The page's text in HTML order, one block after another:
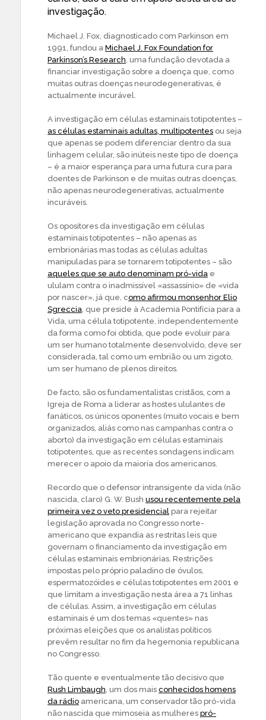
investigação.
Michael J. Fox, diagnosticado com Parkinson em
1991, fundou a Michael J. Fox Foundation for
Parkinson’s Research, uma fundação devotada a
financiar investigação sobre a doença que, como
muitas outras doenças neurodegenerativas, é
actualmente incurável.
A investigação em células estaminais totipotentes –
as células estaminais adultas, multipotentes ou seja
que apenas se podem diferenciar dentro da sua
linhagem celular, são inúteis neste tipo de doença
– é a maior esperança para uma futura cura para
doentes de Parkinson e de muitas outras doenças,
não apenas neurodegenerativas, actualmente
incuráveis.
Os opositores da investigação em células
estaminais totipotentes – não apenas as
embrionárias mas todas as células adultas
manipuladas para se tornarem totipotentes – são
aqueles que se auto denominam pró-vida e
ululam contra o inadmissível «assassínio» de «vida
por nascer», já que, como afirmou monsenhor Elio
Sgreccia, que preside à Academia Pontifícia para a
Vida, uma célula totipotente, independentemente
da forma como foi obtida, que pode evoluir para
um ser humano totalmente desenvolvido, deve ser
considerada, tal como um embrião ou um zigoto,
um ser humano de plenos direitos.
De facto, são os fundamentalistas cristãos, com a
Igreja de Roma a liderar as hostes ululantes de
fanáticos, os únicos oponentes (muito vocais e bem
organizados, aliás como nas campanhas contra o
aborto) da investigação em células estaminais
totipotentes, que as recentes sondagens indicam
merecer o apoio da maioria dos americanos.
Recordo que o defensor intransigente da vida (não
nascida, claro) G. W. Bush usou recentemente pela
primeira vez o veto presidencial para rejeitar
legislação aprovada no Congresso norte-
americano que expandia as restritas leis que
governam o financiamento da investigação em
células estaminais embrionárias. Restrições
impostas pelo próprio paladino de óvulos,
espermatozóides e células totipotentes em 2001 e
que limitam a investigação nesta área a 71 linhas
de células. Assim, a investigação em células
estaminais é um dos temas «quentes» nas
próximas eleições que os analistas políticos
prevêm resultar no fim da hegemonia republicana
no Congresso.
Tão quente e eventualmente tão decisivo que
Rush Limbaugh, um dos mais conhecidos homens
da rádio americana, um conservador tão pró-vida
não nascida que mimoseia as mulheres pró-